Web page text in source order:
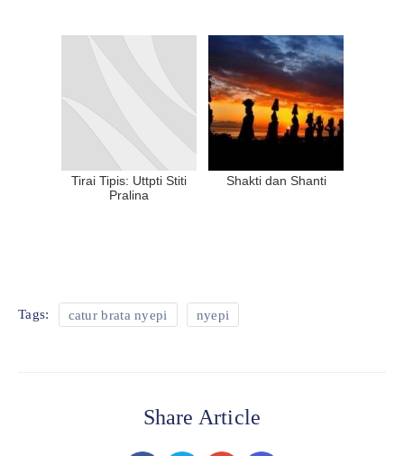
Tirai Tipis: Uttpti Stiti
Pralina
Shakti dan Shanti
Tags: catur brata nyepi nyepi
Share Article